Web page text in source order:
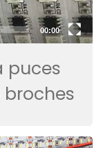
00:00
puces
broches